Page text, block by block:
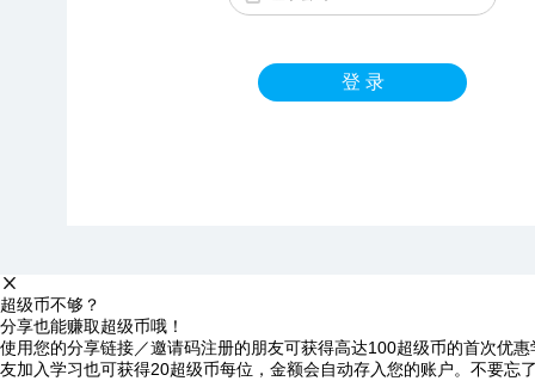
登 录
超级币不够？
分享也能赚取超级币哦！
使用您的分享链接／邀请码注册的朋友可获得高达100超级币的首次优
友加入学习也可获得20超级币每位，金额会自动存入您的账户。不要忘